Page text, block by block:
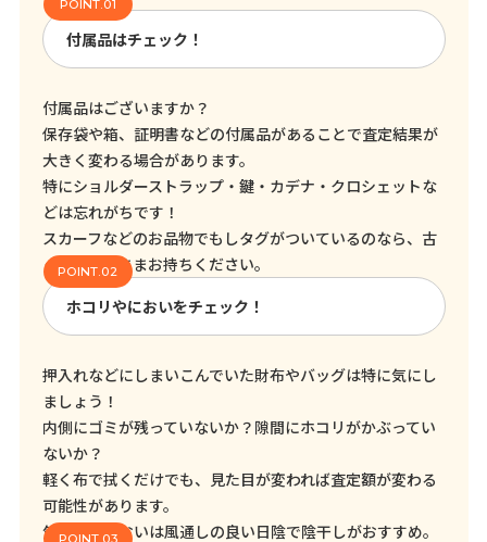
付属品はチェック！
付属品はございますか？
保存袋や箱、証明書などの付属品があることで査定結果が
大きく変わる場合があります。
特にショルダーストラップ・鍵・カデナ・クロシェットな
どは忘れがちです！
スカーフなどのお品物でもしタグがついているのなら、古
くてもそのままお持ちください。
ホコリやにおいをチェック！
押入れなどにしまいこんでいた財布やバッグは特に気にし
ましょう！
内側にゴミが残っていないか？隙間にホコリがかぶってい
ないか？
軽く布で拭くだけでも、見た目が変われば査定額が変わる
可能性があります。
気になるにおいは風通しの良い日陰で陰干しがおすすめ。